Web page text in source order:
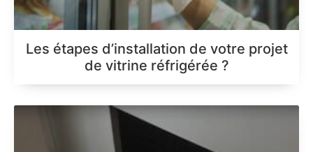
Les étapes d’installation de votre projet
de vitrine réfrigérée ?